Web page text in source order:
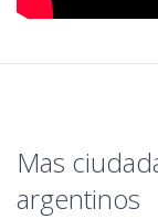
Mas
argentinos